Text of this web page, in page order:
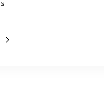
Mostrar pantalla completa
La siguiente diapositiva